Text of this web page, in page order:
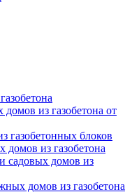
из газобетона от
газобетонных блоков
домов из газобетона
садовых домов из
домов из газобетона